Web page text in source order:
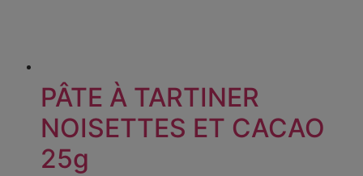
PÂTE À TARTINER
NOISETTES ET CACAO
25g